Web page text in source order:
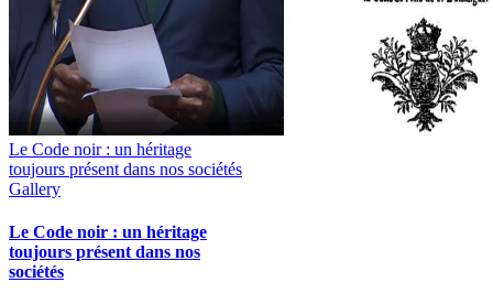
Le Code noir : un héritage
toujours présent dans nos sociétés
Gallery
Le Code noir : un héritage
toujours présent dans nos
sociétés